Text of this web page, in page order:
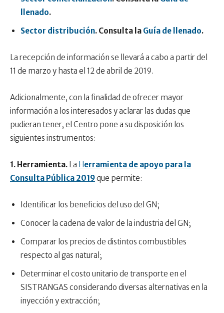
llenado.
Sector distribución. Consulta la Guía de llenado.
La recepción de información se llevará a cabo a partir del
11 de marzo y hasta el 12 de abril de 2019.
Adicionalmente, con la finalidad de ofrecer mayor
información a los interesados y aclarar las dudas que
pudieran tener, el Centro pone a su disposición los
siguientes instrumentos:
1. Herramienta. La Herramienta de apoyo para la
Consulta Pública 2019que permite:
Identificar los beneficios del uso del GN;
Conocer la cadena de valor de la industria del GN;
Comparar los precios de distintos combustibles
respecto al gas natural;
Determinar el costo unitario de transporte en el
SISTRANGAS considerando diversas alternativas en la
inyección y extracción;